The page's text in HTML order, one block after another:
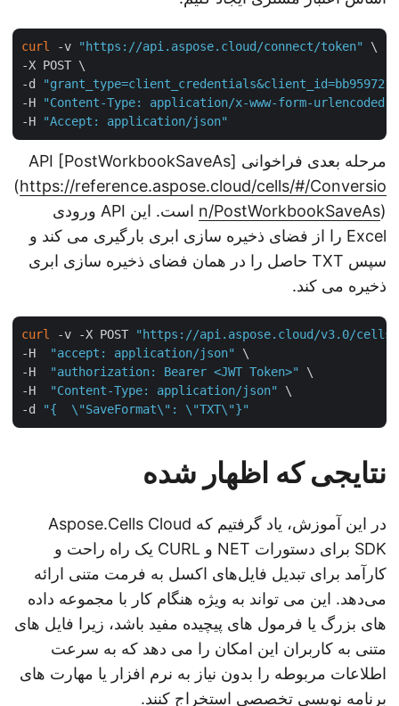
curl -v "https://api.aspose.cloud/connect/token" \
-X POST \
-d "grant_type=client_credentials&client_id=bb959721-
-H "Content-Type: application/x-www-form-
-H "Accept: application/json"
مرحله بعدی فراخوانی API [PostWorkbookSaveAs]
(https://reference.aspose.cloud/cells/#/Conversio
n/PostWorkbookSaveAs
) است. این API ورودی
Excel را از فضای ذخیره سازی ابری بارگیری می کند و
سپس TXT حاصل را در همان فضای ذخیره سازی ابری
ذخیره می کند.
curl -v -X POST "https://api.aspose.cloud/v3.0/cells/
-H "accept: application/json" \
-H "authorization: Bearer <JWT Token>" \
-H "Content-Type: application/json" \
-d "{  \"SaveFormat\": \"TXT\"}"
نتایجی که اظهار شده
در این آموزش، یاد گرفتیم که Aspose.Cells Cloud
SDK برای دستورات NET و CURL یک راه راحت و
کارآمد برای تبدیل فایل‌های اکسل به فرمت متنی ارائه
می‌دهد. این می تواند به ویژه هنگام کار با مجموعه داده
های بزرگ یا فرمول های پیچیده مفید باشد، زیرا فایل های
متنی به کاربران این امکان را می دهد که به سرعت
اطلاعات مربوطه را بدون نیاز به نرم افزار یا مهارت های
برنامه نویسی تخصصی استخراج کنند.